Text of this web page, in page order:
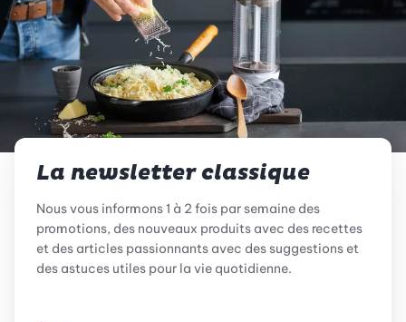
La newsletter classique
Nous vous informons 1 à 2 fois par semaine des
promotions, des nouveaux produits avec des recettes
et des articles passionnants avec des suggestions et
des astuces utiles pour la vie quotidienne.